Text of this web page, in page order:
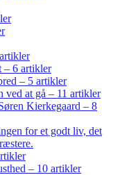
– 6 artikler
– 5 artikler
at gå – 11 artikler
Kierkegaard – 8
for et godt liv, det
– 10 artikler